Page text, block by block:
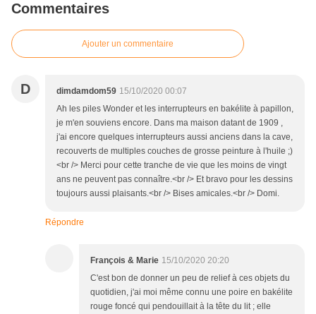
Commentaires
Ajouter un commentaire
D dimdamdom59 15/10/2020 00:07
Ah les piles Wonder et les interrupteurs en bakélite à papillon,
je m'en souviens encore. Dans ma maison datant de 1909 ,
j'ai encore quelques interrupteurs aussi anciens dans la cave,
recouverts de multiples couches de grosse peinture à l'huile ;)
<br /> Merci pour cette tranche de vie que les moins de vingt
ans ne peuvent pas connaître.<br /> Et bravo pour les dessins
toujours aussi plaisants.<br /> Bises amicales.<br /> Domi.
Répondre
François & Marie 15/10/2020 20:20
C'est bon de donner un peu de relief à ces objets du
quotidien, j'ai moi même connu une poire en bakélite
rouge foncé qui pendouillait à la tête du lit ; elle